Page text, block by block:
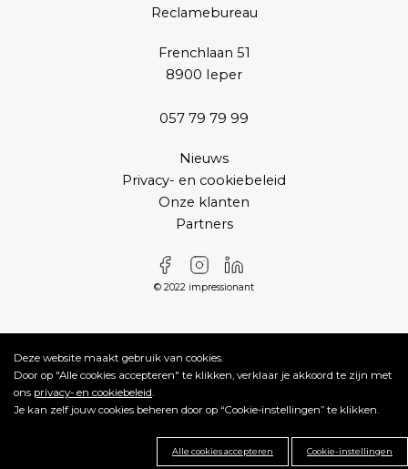
Reclamebureau
Frenchlaan 51
8900 Ieper
057 79 79 99
Nieuws
Privacy- en cookiebeleid
Onze klanten
Partners
© 2022 impressionant
Deze website maakt gebruik van cookies.
Door op "Alle cookies accepteren" te klikken, verklaar je akkoord te zijn met
ons privacy- en cookiebeleid.
Je kan zelf jouw cookies beheren door op “Cookie-instellingen” te klikken.
Alle cookies accepteren Cookie-instellingen